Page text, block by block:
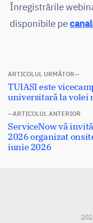
Înregistrările
disponibile pe
Navigare
în
articole
ARTICOLUL ANTERIOR
Articolul
anterior:
ServiceNow vă
2026 organizat
iunie 2026
ARTICOLUL URMĂTOR
Articolul
următor:
TUIASI este
universitară la volei